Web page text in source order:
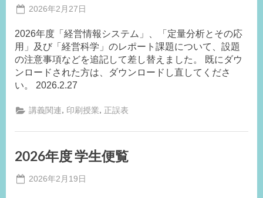
い
知
ら
せ）”
Posted
2026年2月27日
務
局
K.I
2026年度「経営情報システム」、「定量分析とその応
用」及び「経営科学」のレポート課題について、設題
の注意事項などを追記して差し替えました。 既にダウ
ンロードされた方は、ダウンロードし直してくださ
い。 2026.2.27
講義関連, 印刷授業, 正誤表
2026年度 学生便覧
Posted
2026年2月19日